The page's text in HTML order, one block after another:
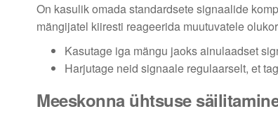
On kasulik omada standardsete signaalide
mängijatel kiiresti reageerida muutuvatele
Kasutage iga mängu jaoks ainulaadset
Harjutage neid signaale regulaarselt, et
Meeskonna ühtsuse